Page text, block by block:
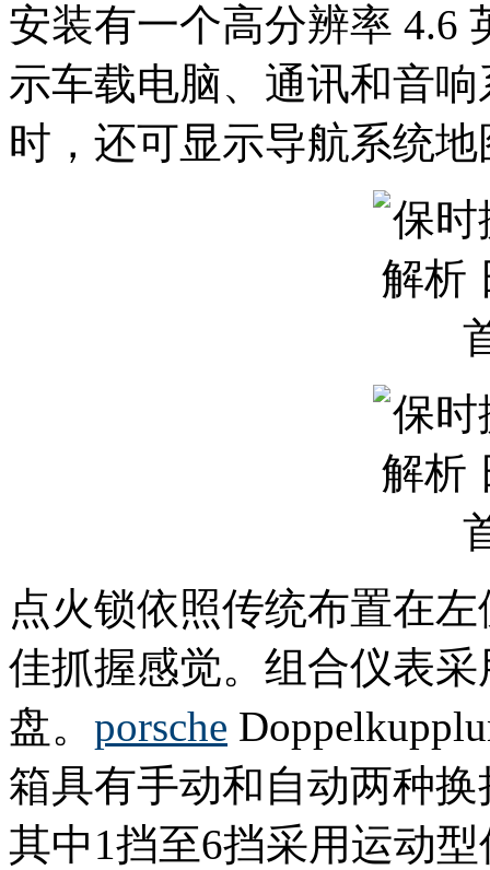
安装有一个高分辨率 4.6
示车载电脑、通讯和音
时，还可显示导航系统地
点火锁依照传统布置在
佳抓握感觉。组合仪表
盘。 porsche
箱具有手动和自动两种
其中1挡至6挡采用运动